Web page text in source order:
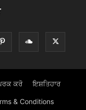
ਕਰੋ ਇਸ਼ਤਿਹਾਰ
& Conditions